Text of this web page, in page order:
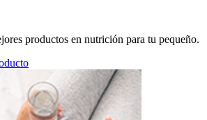
productos en nutrición para tu pequeño.